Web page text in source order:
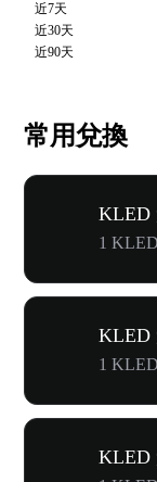
近7天
近30天
近90天
常用兌換
KLED
1
KLED
1
KLED